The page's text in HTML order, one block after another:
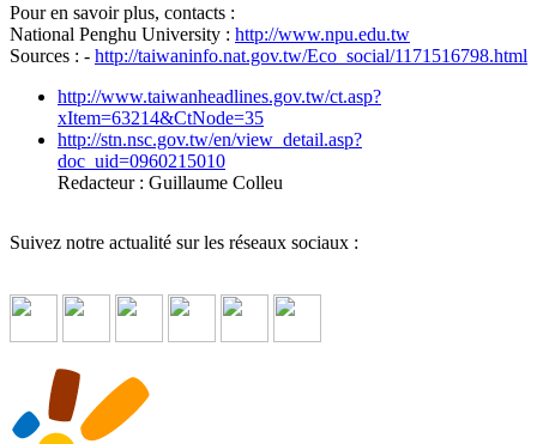
Pour en savoir plus, contacts :
National Penghu University : http://www.npu.edu.tw
Sources : - http://taiwaninfo.nat.gov.tw/Eco_social/1171516798.html
http://www.taiwanheadlines.gov.tw/ct.asp?
xItem=63214&CtNode=35
http://stn.nsc.gov.tw/en/view_detail.asp?
doc_uid=0960215010
Redacteur : Guillaume Colleu
Suivez notre actualité sur les réseaux sociaux :